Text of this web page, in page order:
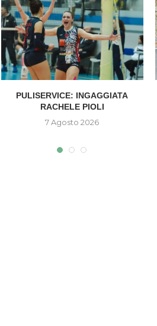
PULISERVICE: INGAGGIATA
RACHELE PIOLI
7 Agosto 2026